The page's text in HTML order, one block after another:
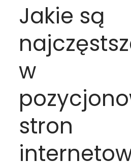
Jakie są
w
stron